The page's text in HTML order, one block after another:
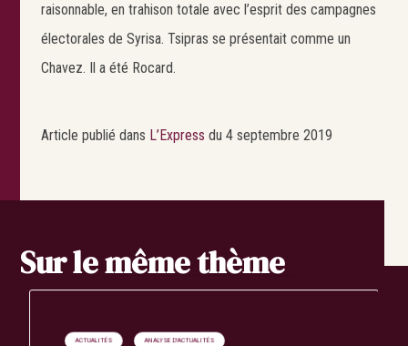
raisonnable, en trahison totale avec l’esprit des campagnes
électorales de Syrisa. Tsipras se présentait comme un
Chavez. Il a été Rocard.
Article publié dans L’Express du 4 septembre 2019
Sur le même thème
ACTUALITÉS ANALYSE D'ACTUALITÉS